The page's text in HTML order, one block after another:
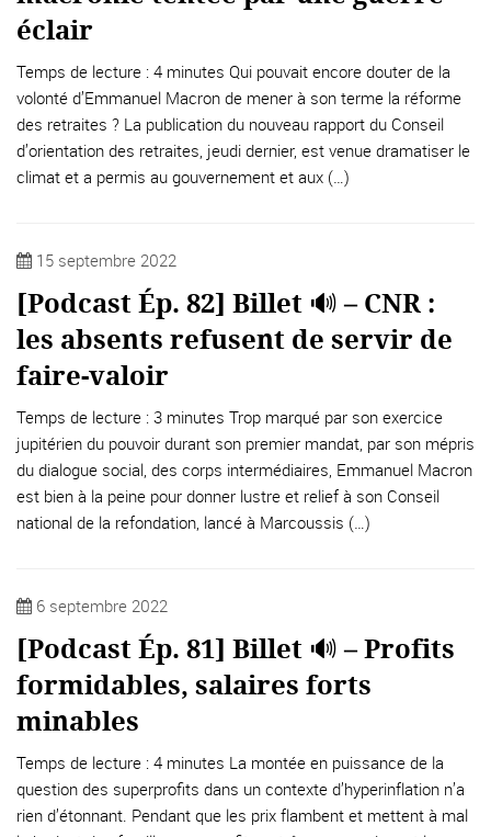
éclair
Temps de lecture : 4 minutes Qui pouvait encore douter de la
volonté d’Emmanuel Macron de mener à son terme la réforme
des retraites ? La publication du nouveau rapport du Conseil
d’orientation des retraites, jeudi dernier, est venue dramatiser le
climat et a permis au gouvernement et aux (…)
15 septembre 2022
[Podcast Ép. 82] Billet 🔊 – CNR :
les absents refusent de servir de
faire-valoir
Temps de lecture : 3 minutes Trop marqué par son exercice
jupitérien du pouvoir durant son premier mandat, par son mépris
du dialogue social, des corps intermédiaires, Emmanuel Macron
est bien à la peine pour donner lustre et relief à son Conseil
national de la refondation, lancé à Marcoussis (…)
6 septembre 2022
[Podcast Ép. 81] Billet 🔊 – Profits
formidables, salaires forts
minables
Temps de lecture : 4 minutes La montée en puissance de la
question des superprofits dans un contexte d’hyperinflation n’a
rien d’étonnant. Pendant que les prix flambent et mettent à mal